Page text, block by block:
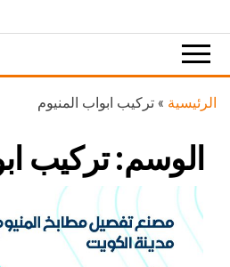
الرئيسية » تركيب ابواب المنيوم
الوسم:تركيب